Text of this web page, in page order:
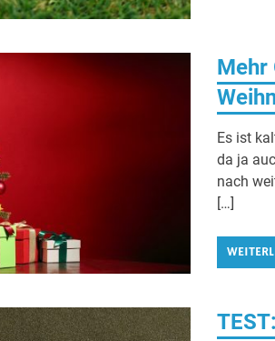
Mehr
Es ist
da ja
nach
[…]